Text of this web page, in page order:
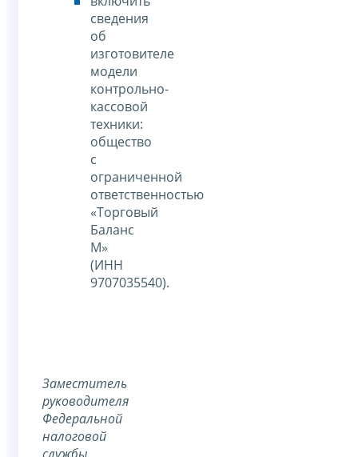
сведения
об
изготовителе
модели
контрольно-
кассовой
техники:
общество
с
ограниченной
ответственностью
«Торговый
Баланс
М»
(ИНН
9707035540).
Заместитель
руководителя
Федеральной
налоговой